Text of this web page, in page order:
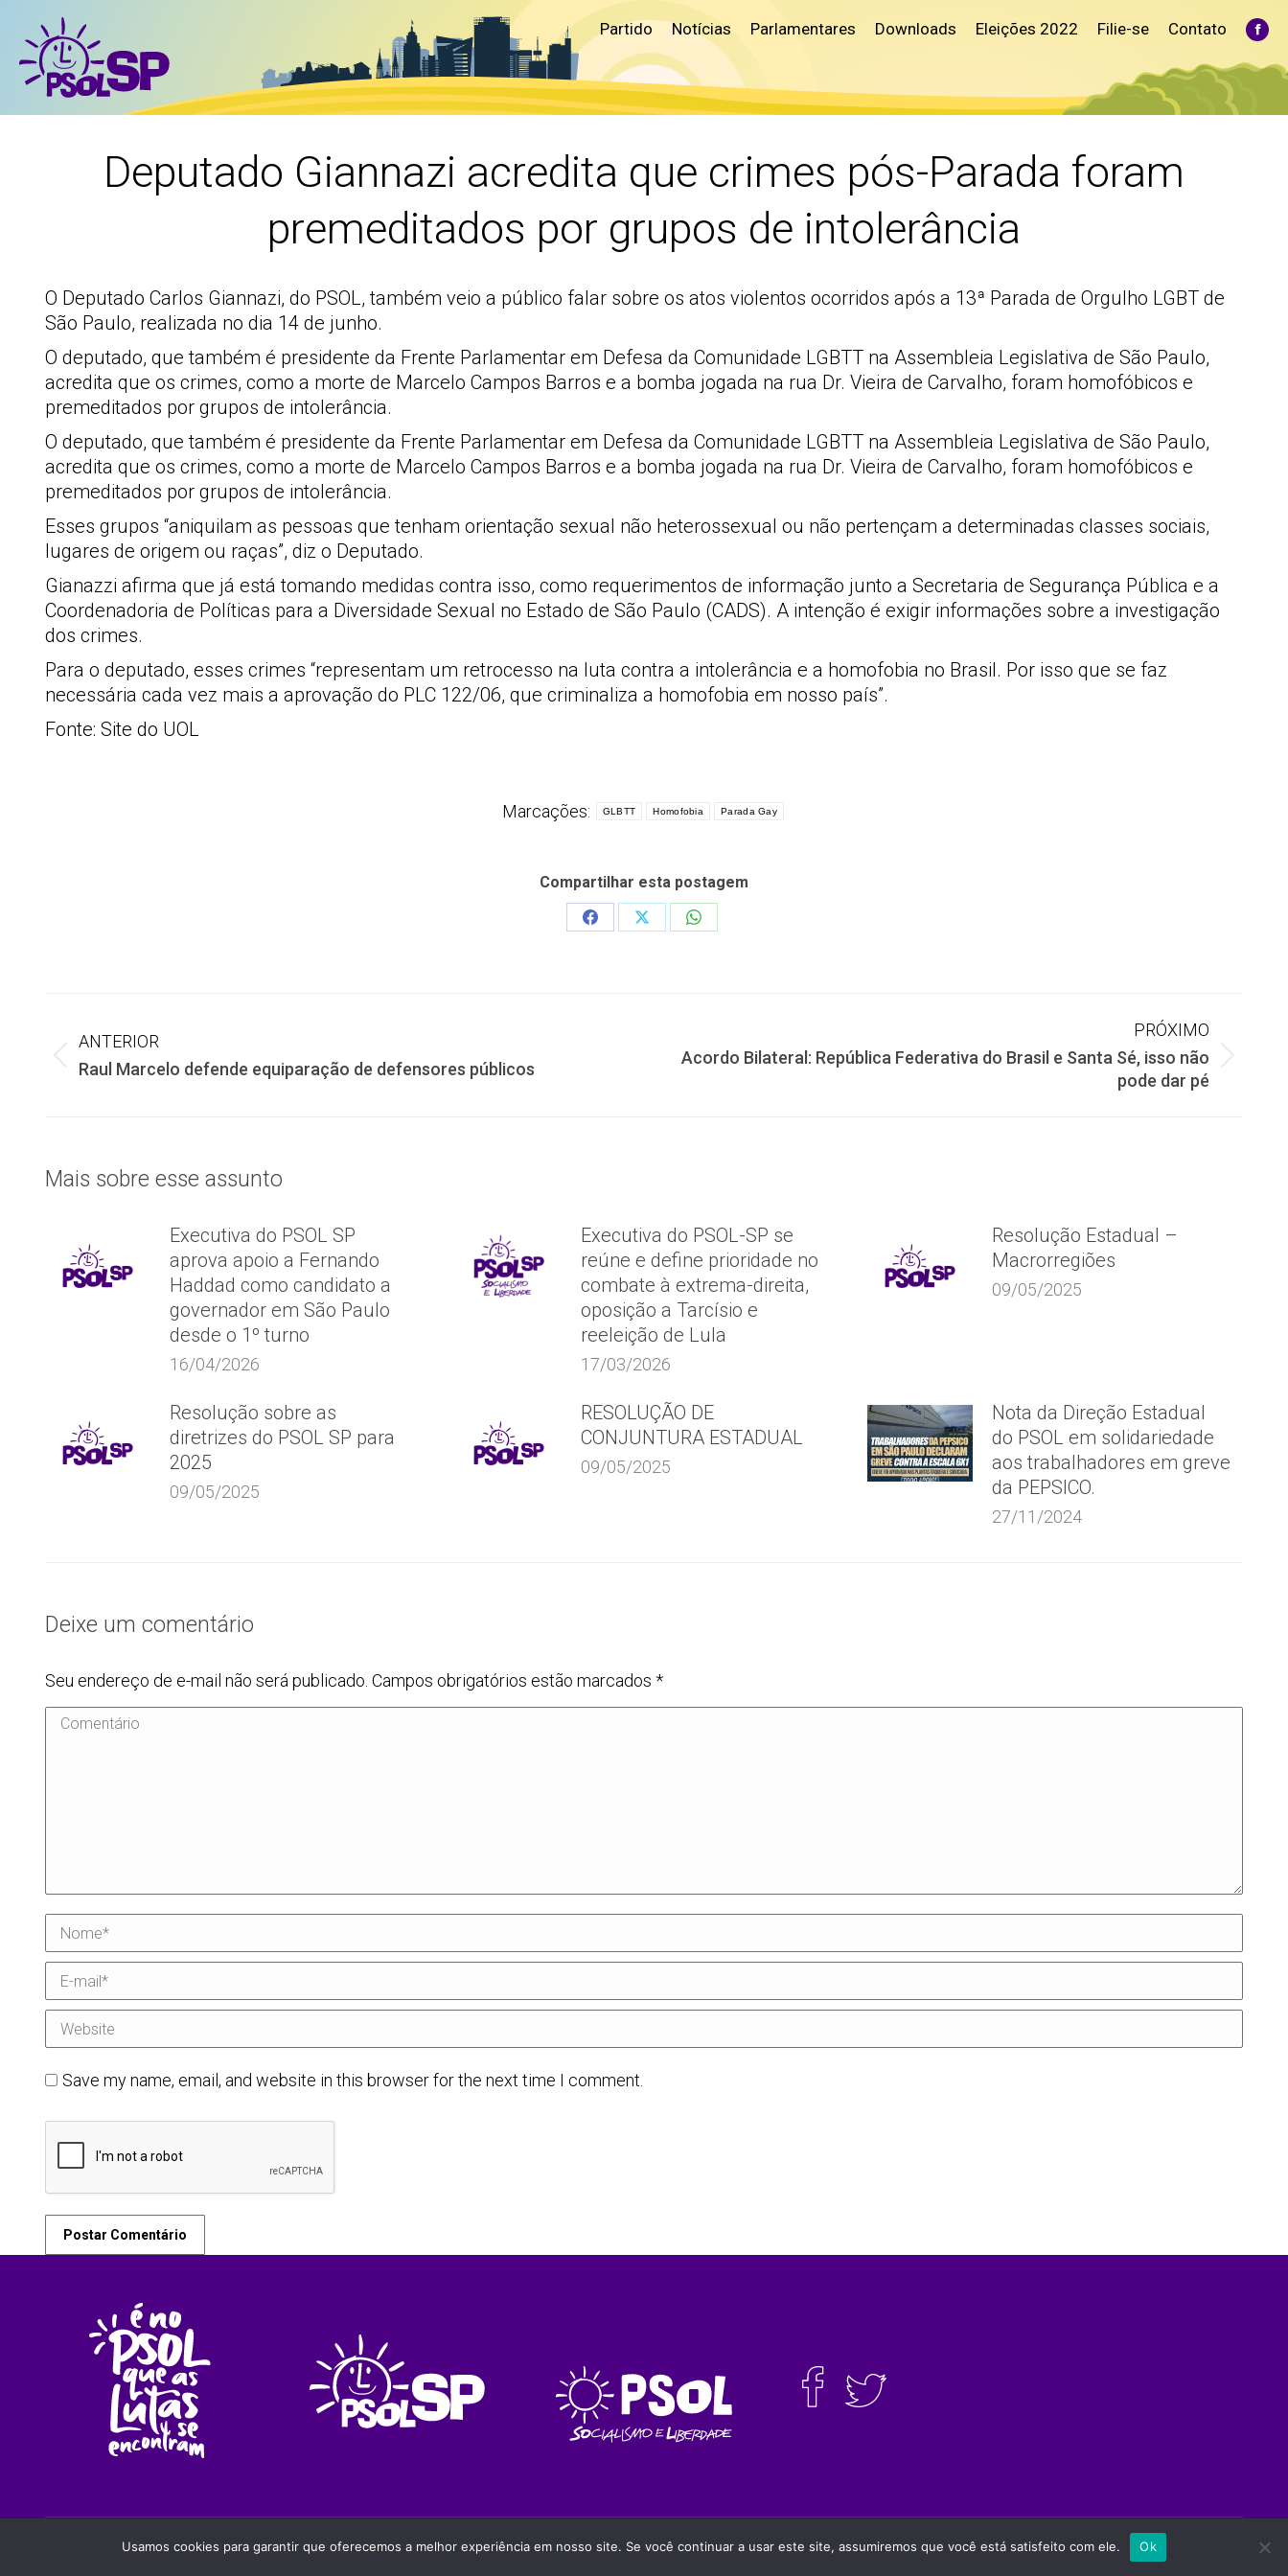
Partido Notícias Parlamentares Downloads Eleições 2022 Filie-se Contato
Deputado Giannazi acredita que crimes pós-Parada foram
premeditados por grupos de intolerância
O Deputado Carlos Giannazi, do PSOL, também veio a público falar sobre os atos violentos ocorridos após a 13ª Parada de Orgulho LGBT de
São Paulo, realizada no dia 14 de junho.
O deputado, que também é presidente da Frente Parlamentar em Defesa da Comunidade LGBTT na Assembleia Legislativa de São Paulo,
acredita que os crimes, como a morte de Marcelo Campos Barros e a bomba jogada na rua Dr. Vieira de Carvalho, foram homofóbicos e
premeditados por grupos de intolerância.
O deputado, que também é presidente da Frente Parlamentar em Defesa da Comunidade LGBTT na Assembleia Legislativa de São Paulo,
acredita que os crimes, como a morte de Marcelo Campos Barros e a bomba jogada na rua Dr. Vieira de Carvalho, foram homofóbicos e
premeditados por grupos de intolerância.
Esses grupos “aniquilam as pessoas que tenham orientação sexual não heterossexual ou não pertençam a determinadas classes sociais,
lugares de origem ou raças”, diz o Deputado.
Gianazzi afirma que já está tomando medidas contra isso, como requerimentos de informação junto a Secretaria de Segurança Pública e a
Coordenadoria de Políticas para a Diversidade Sexual no Estado de São Paulo (CADS). A intenção é exigir informações sobre a investigação
dos crimes.
Para o deputado, esses crimes “representam um retrocesso na luta contra a intolerância e a homofobia no Brasil. Por isso que se faz
necessária cada vez mais a aprovação do PLC 122/06, que criminaliza a homofobia em nosso país”.
Fonte: Site do UOL
Marcações: GLBTT Homofobia Parada Gay
Compartilhar esta postagem
Share
Share
Share
de
ANTERIOR
Post
Raul Marcelo defende equiparação de defensores públicos
PRÓXIMO
Próximo
Acordo Bilateral: República Federativa do Brasil e Santa Sé, isso não
pode dar pé
Mais sobre esse assunto
Executiva do PSOL SP
aprova apoio a Fernando
Haddad como candidato a
governador em São Paulo
desde o 1º turno
16/04/2026
Executiva do PSOL-SP se
reúne e define prioridade no
combate à extrema-direita,
oposição a Tarcísio e
reeleição de Lula
17/03/2026
Resolução Estadual –
Macrorregiões
09/05/2025
Resolução sobre as
diretrizes do PSOL SP para
2025
09/05/2025
RESOLUÇÃO DE
CONJUNTURA ESTADUAL
09/05/2025
Nota da Direção Estadual
do PSOL em solidariedade
aos trabalhadores em greve
da PEPSICO.
27/11/2024
Deixe um comentário
Seu endereço de e-mail não será publicado. Campos obrigatórios estão marcados *
Comentário
Nome *
E-mail *
Website
Save my name, email, and website in this browser for the next time I comment.
Postar Comentário
PSOLSP 2020 © - Direitos liberados desde que citada a fonte Site desenvolvido por Appmobi
Usamos cookies para garantir que oferecemos a melhor experiência em nosso site. Se você continuar a usar este site, assumiremos que você está satisfeito com ele. Ok